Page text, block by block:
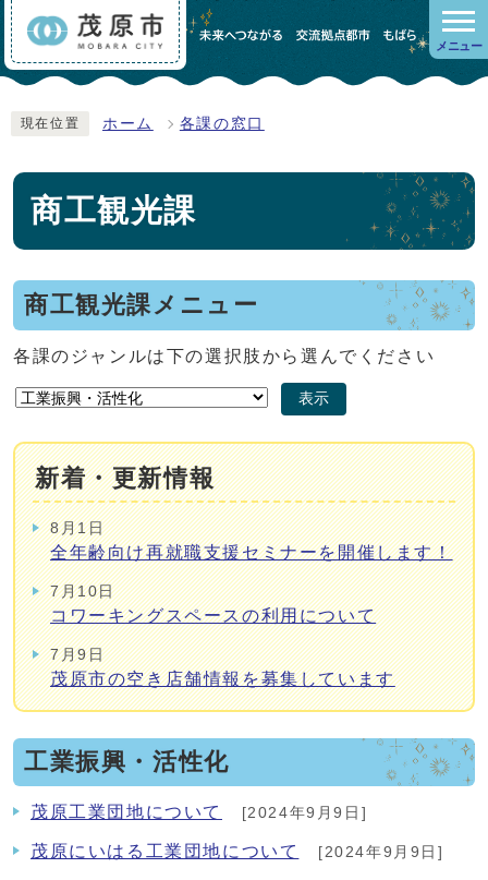
メニュー
現在位置 ホーム 各課の窓口
商工観光課
商工観光課メニュー
各課のジャンルは下の選択肢から選んでください
表示
新着・更新情報
8月1日
全年齢向け再就職支援セミナーを開催します！
7月10日
コワーキングスペースの利用について
7月9日
茂原市の空き店舗情報を募集しています
工業振興・活性化
茂原工業団地について [2024年9月9日]
茂原にいはる工業団地について [2024年9月9日]